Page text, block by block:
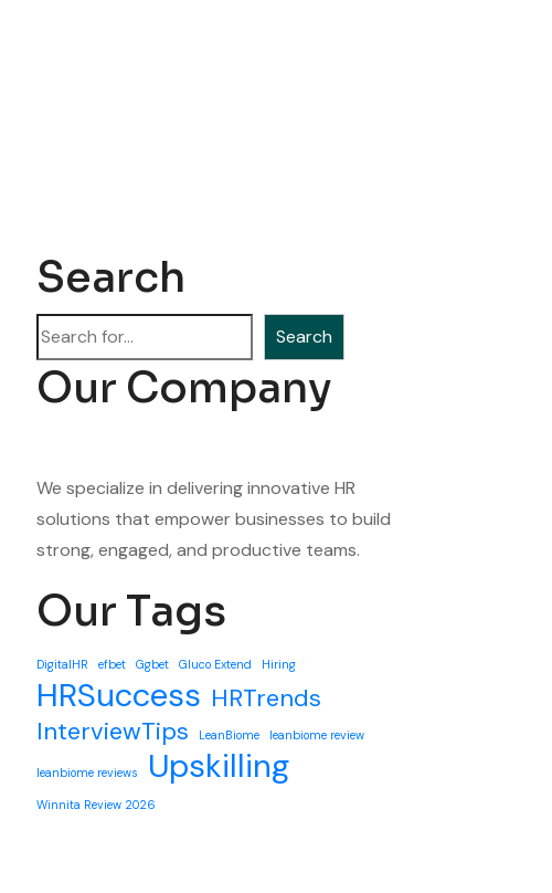
Search
Search Search
Our Company
We specialize in delivering innovative HR
solutions that empower businesses to build
strong, engaged, and productive teams.
Our Tags
DigitalHR efbet Ggbet Gluco Extend Hiring
HRSuccess HRTrends
InterviewTips
LeanBiome leanbiome review
leanbiome reviews Upskilling
Winnita Review 2026